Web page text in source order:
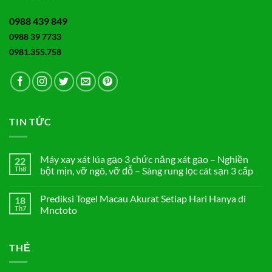
0988 439 849
0988 39 7733
0981.355.758
TIN TỨC
22
Th8
Máy xay xát lúa gạo 3 chức năng xát gạo – Nghiền
bột mịn, vỡ ngô, vỡ đỗ – Sàng rung lọc cát sạn 3 cấp
bình
luận
ở
18
Th7
Prediksi Togel Macau Akurat Setiap Hari Hanya di
Mnctoto
THẺ